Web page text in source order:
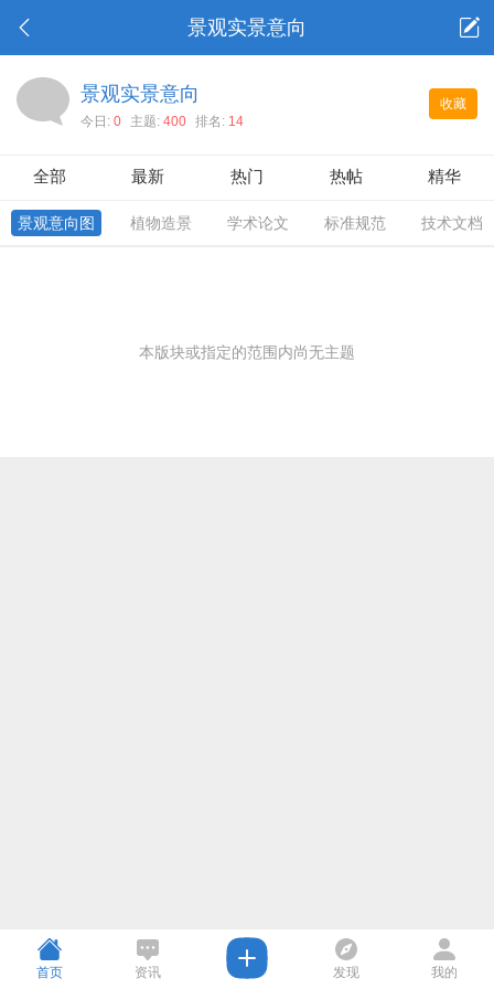
景观实景意向
收藏
景观实景意向
今日: 0 主题: 400 排名: 14
全部 最新 热门 热帖 精华
景观意向图 植物造景 学术论文 标准规范 技术文档
本版块或指定的范围内尚无主题
首页 资讯 发现 我的